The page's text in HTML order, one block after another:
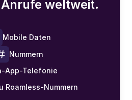
weltweit.
Mobile Daten
Nummern
App-Telefonie
Roamless-Nummern